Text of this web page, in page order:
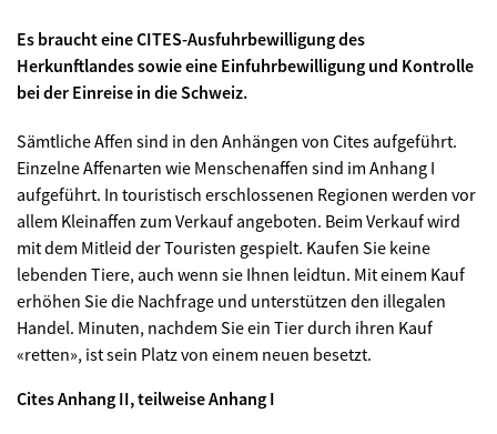
Es braucht eine CITES-Ausfuhrbewilligung des
Herkunftlandes sowie eine Einfuhrbewilligung und Kontrolle
bei der Einreise in die Schweiz.
Sämtliche Affen sind in den Anhängen von Cites aufgeführt.
Einzelne Affenarten wie Menschenaffen sind im Anhang I
aufgeführt. In touristisch erschlossenen Regionen werden vor
allem Kleinaffen zum Verkauf angeboten. Beim Verkauf wird
mit dem Mitleid der Touristen gespielt. Kaufen Sie keine
lebenden Tiere, auch wenn sie Ihnen leidtun. Mit einem Kauf
erhöhen Sie die Nachfrage und unterstützen den illegalen
Handel. Minuten, nachdem Sie ein Tier durch ihren Kauf
«retten», ist sein Platz von einem neuen besetzt.
Cites Anhang II, teilweise Anhang I